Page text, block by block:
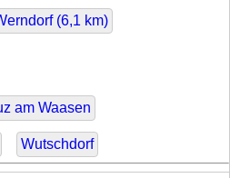
(6,1 km)
am Waasen
Wutschdorf